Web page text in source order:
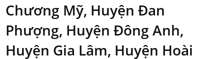
Chương Mỹ, Huyện Đan
Phượng, Huyện Đông Anh,
Huyện Gia Lâm, Huyện Hoài